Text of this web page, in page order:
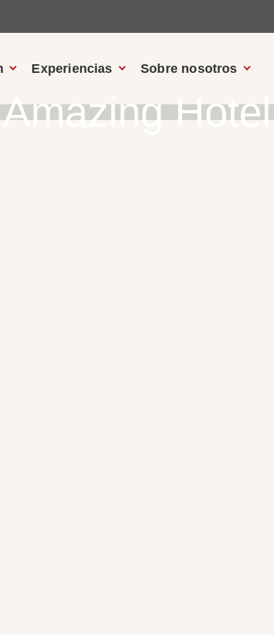
Experiencias Sobre nosotros
Amazing